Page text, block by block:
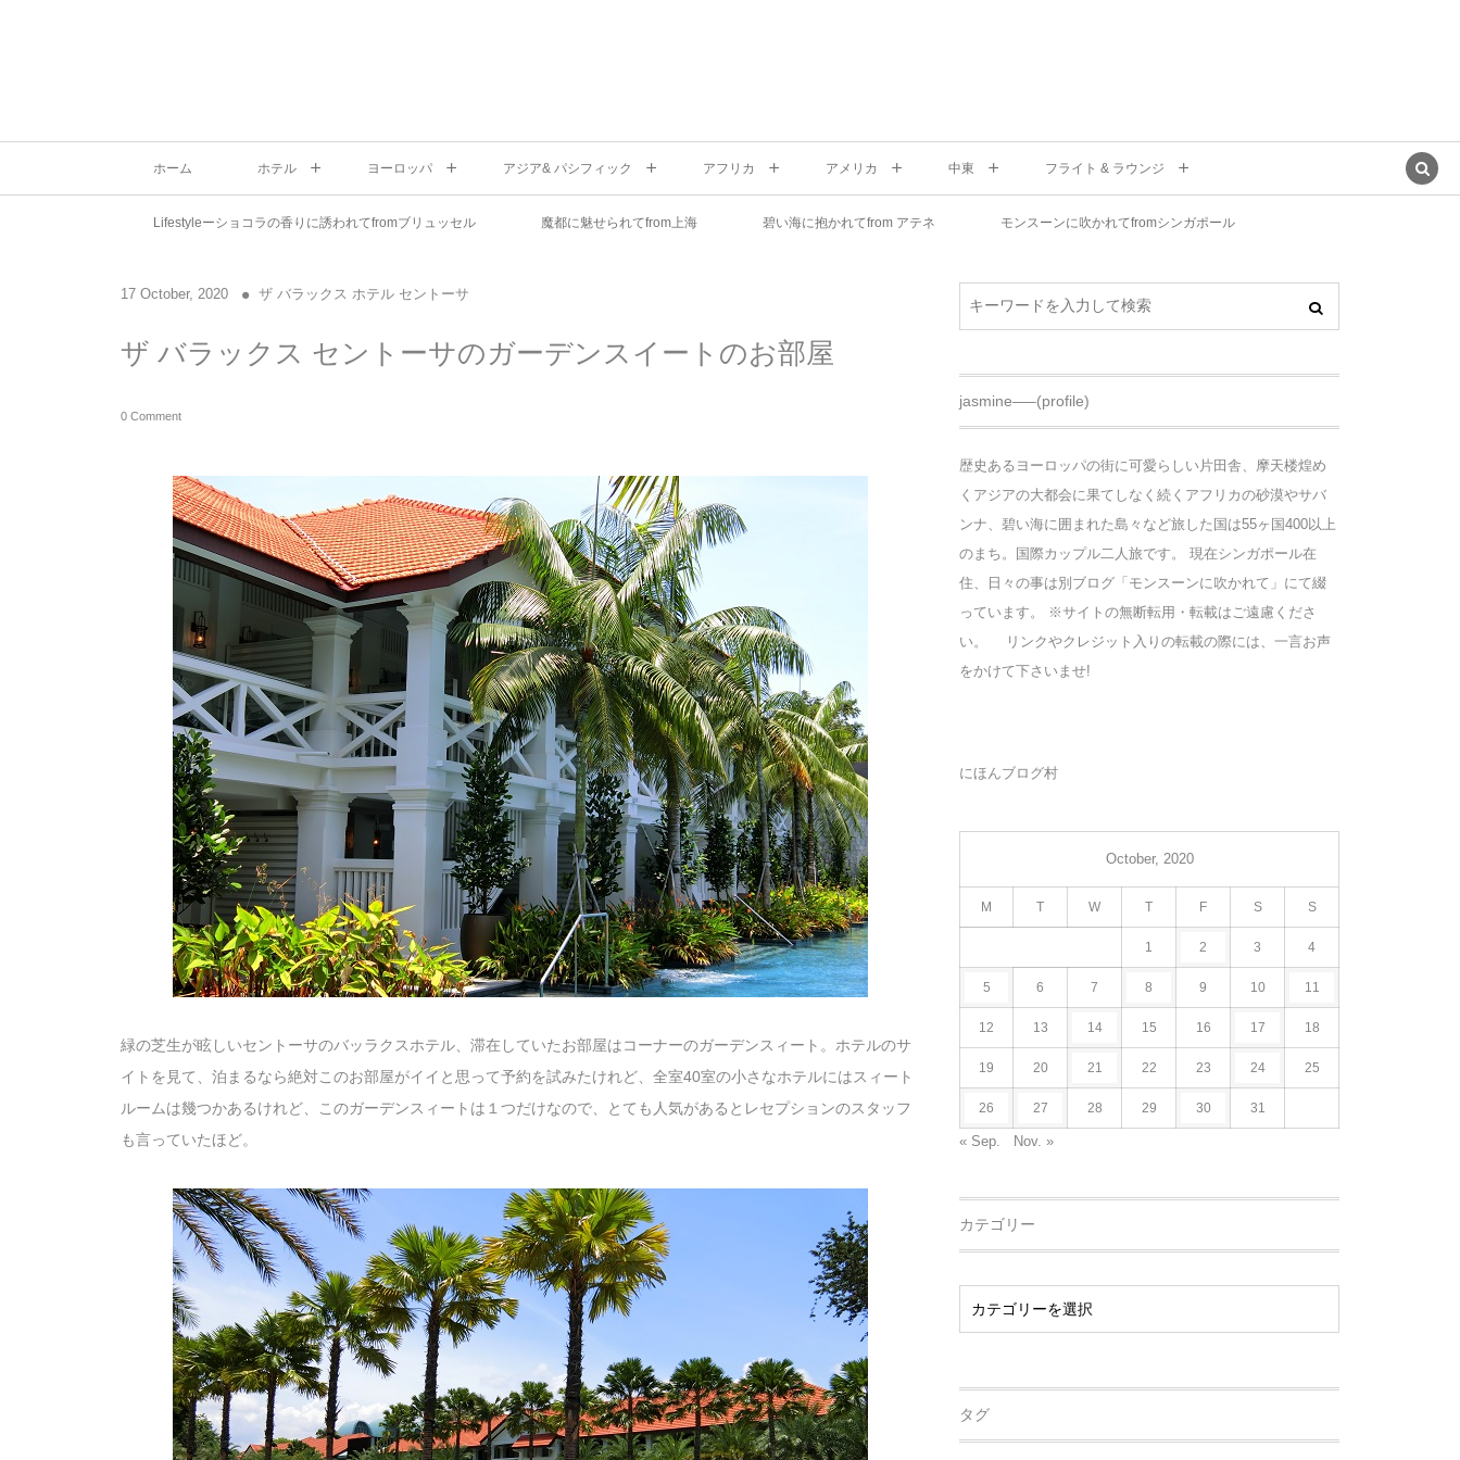
ホーム ホテル ヨーロッパ アジア& パシフィック アフリカ アメリカ 中東 フライト & ラウンジ
Lifestyleーショコラの香りに誘われてfromブリュッセル 魔都に魅せられてfrom上海 碧い海に抱かれてfrom アテネ モンスーンに吹かれてfromシンガポール
17 October, 2020 ザ バラックス ホテル セントーサ
ザ バラックス セントーサのガーデンスイートのお部屋
0 Comment
緑の芝生が眩しいセントーサのバッラクスホテル、滞在していたお部屋はコーナーのガーデンスィート。ホテルのサ
イトを見て、泊まるなら絶対このお部屋がイイと思って予約を試みたけれど、全室40室の小さなホテルにはスィート
ルームは幾つかあるけれど、このガーデンスィートは１つだけなので、とても人気があるとレセプションのスタッフ
も言っていたほど。
jasmine—–(profile)
歴史あるヨーロッパの街に可愛らしい片田舎、摩天楼煌め
くアジアの大都会に果てしなく続くアフリカの砂漠やサバ
ンナ、碧い海に囲まれた島々など旅した国は55ヶ国400以上
のまち。国際カップル二人旅です。 現在シンガポール在
住、日々の事は別ブログ「モンスーンに吹かれて」にて綴
っています。 ※サイトの無断転用・転載はご遠慮くださ
い。 リンクやクレジット入りの転載の際には、一言お声
をかけて下さいませ!
にほんブログ村
October, 2020
M T W T F S S
1 2 3 4
5 6 7 8 9 10 11
12 13 14 15 16 17 18
19 20 21 22 23 24 25
26 27 28 29 30 31
« Sep. Nov. »
カテゴリー
タグ